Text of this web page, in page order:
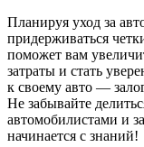
Планируя уход за
придерживаться
поможет вам
затраты и стать
к своему авто —
Не забывайте
автомобилистами и
начинается с знаний!